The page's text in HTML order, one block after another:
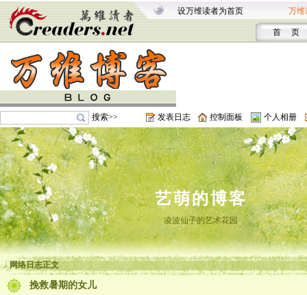
设万维读者为首页 万维
首 页
搜索>> 发表日志 控制面板 个人相册
艺萌的博客
凌波仙子的艺术花园
网络日志正文
挽救暑期的女儿